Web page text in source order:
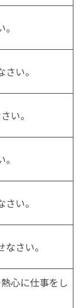
い。
い。
い。
さい。
心に仕事をし